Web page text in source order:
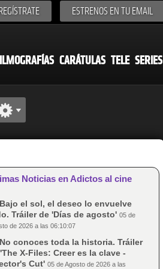
ESTRENOS EN TU EMAIL
CARÁTULAS TELE SERIES
Noticias en Adictos al cine
el sol, el deseo lo envuelve
Tráiler de 'Días de agosto' 05 de
de 2026 a las 06:10:07
conoces toda la historia. Tráiler
X-Files: Creer es la clave -
Cut' 05 de Agosto de 2026 a las